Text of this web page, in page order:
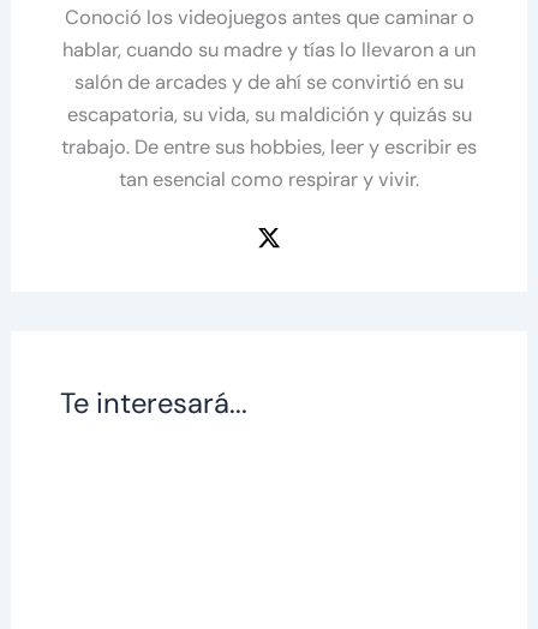
Conoció los videojuegos antes que caminar o
hablar, cuando su madre y tías lo llevaron a un
salón de arcades y de ahí se convirtió en su
escapatoria, su vida, su maldición y quizás su
trabajo. De entre sus hobbies, leer y escribir es
tan esencial como respirar y vivir.
Te interesará...